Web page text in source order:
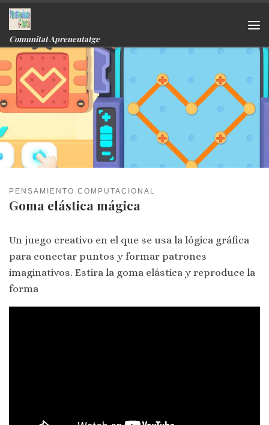
Skip to content
Comunitat Aprenentatge
PENSAMIENTO COMPUTACIONAL
Goma elástica mágica
Un juego creativo en el que se usa la lógica gráfica
para conectar puntos y formar patrones
imaginativos. Estira la goma elástica y reproduce la
forma